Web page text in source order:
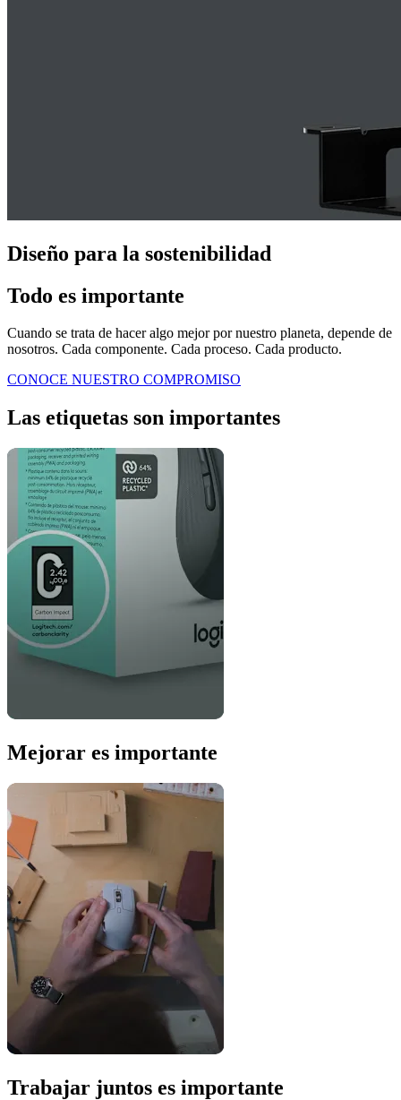
Diseño para la sostenibilidad
Todo es importante
Cuando se trata de hacer algo mejor por nuestro planeta, depende de
nosotros. Cada componente. Cada proceso. Cada producto.
CONOCE NUESTRO COMPROMISO
Las etiquetas son importantes
Mejorar es importante
Trabajar juntos es importante